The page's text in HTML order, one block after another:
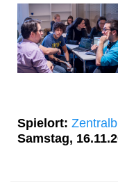
Spielort:
Samstag,